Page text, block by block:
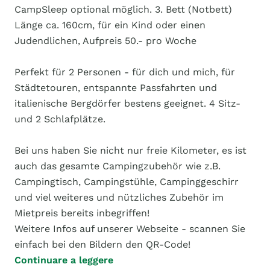
CampSleep optional möglich. 3. Bett (Notbett)
Länge ca. 160cm, für ein Kind oder einen
Judendlichen, Aufpreis 50.- pro Woche
Perfekt für 2 Personen - für dich und mich, für
Städtetouren, entspannte Passfahrten und
italienische Bergdörfer bestens geeignet. 4 Sitz-
und 2 Schlafplätze.
Bei uns haben Sie nicht nur freie Kilometer, es ist
auch das gesamte Campingzubehör wie z.B.
Campingtisch, Campingstühle, Campinggeschirr
und viel weiteres und nützliches Zubehör im
Mietpreis bereits inbegriffen!
Weitere Infos auf unserer Webseite - scannen Sie
einfach bei den Bildern den QR-Code!
Continuare a leggere